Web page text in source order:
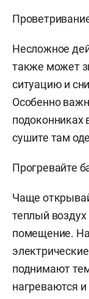
Несложное
также может
ситуацию и
Особенно
подоконниках
сушите там
Прогревайте
Чаще
теплый
помещение.
поднимают
нагреваются